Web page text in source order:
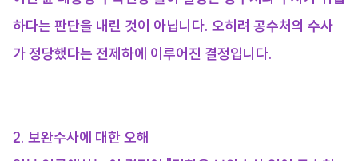
하다는 판단을 내린 것이 아닙니다. 오히려 공수처의 수사
가 정당했다는 전제하에 이루어진 결정입니다.
2. 보완수사에 대한 오해